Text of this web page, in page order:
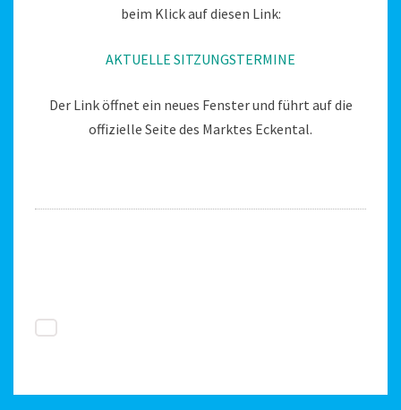
beim Klick auf diesen Link:
AKTUELLE SITZUNGSTERMINE
Der Link öffnet ein neues Fenster und führt auf die
offizielle Seite des Marktes Eckental.